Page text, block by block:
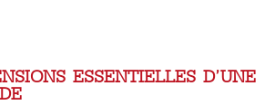
ESSENTIELLES D’UNE